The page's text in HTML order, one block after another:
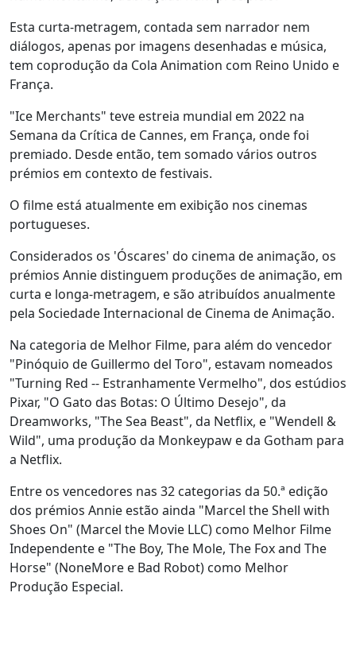
Esta curta-metragem, contada sem narrador nem
diálogos, apenas por imagens desenhadas e música,
tem coprodução da Cola Animation com Reino Unido e
França.
"Ice Merchants" teve estreia mundial em 2022 na
Semana da Crítica de Cannes, em França, onde foi
premiado. Desde então, tem somado vários outros
prémios em contexto de festivais.
O filme está atualmente em exibição nos cinemas
portugueses.
Considerados os 'Óscares' do cinema de animação, os
prémios Annie distinguem produções de animação, em
curta e longa-metragem, e são atribuídos anualmente
pela Sociedade Internacional de Cinema de Animação.
Na categoria de Melhor Filme, para além do vencedor
"Pinóquio de Guillermo del Toro", estavam nomeados
"Turning Red -- Estranhamente Vermelho", dos estúdios
Pixar, "O Gato das Botas: O Último Desejo", da
Dreamworks, "The Sea Beast", da Netflix, e "Wendell &
Wild", uma produção da Monkeypaw e da Gotham para
a Netflix.
Entre os vencedores nas 32 categorias da 50.ª edição
dos prémios Annie estão ainda "Marcel the Shell with
Shoes On" (Marcel the Movie LLC) como Melhor Filme
Independente e "The Boy, The Mole, The Fox and The
Horse" (NoneMore e Bad Robot) como Melhor
Produção Especial.